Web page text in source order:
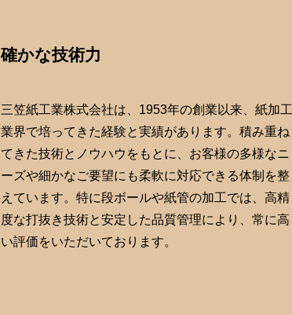
確かな技術力
三笠紙工業株式会社は、1953年の創業以来、紙加工
業界で培ってきた経験と実績があります。積み重ね
てきた技術とノウハウをもとに、お客様の多様なニ
ーズや細かなご要望にも柔軟に対応できる体制を整
えています。特に段ボールや紙管の加工では、高精
度な打抜き技術と安定した品質管理により、常に高
い評価をいただいております。